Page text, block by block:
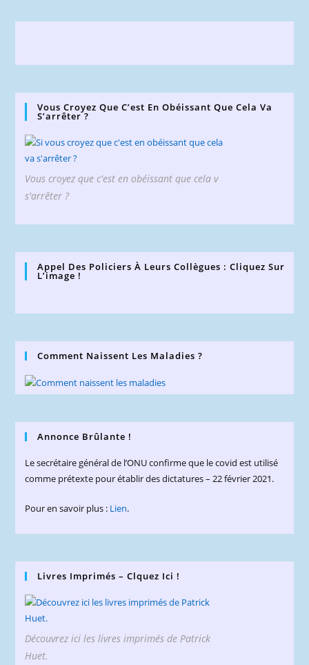
Vous Croyez Que C’est En Obéissant Que Cela Va
S’arrêter ?
Vous croyez que c'est en obéissant que cela v
s'arrêter ?
Appel Des Policiers À Leurs Collègues : Cliquez Sur
L’image !
Comment Naissent Les Maladies ?
Annonce Brûlante !
Le secrétaire général de l’ONU confirme que le covid est utilisé
comme prétexte pour établir des dictatures – 22 février 2021.
Pour en savoir plus : Lien.
Livres Imprimés – Clquez Ici !
Découvrez ici les livres imprimés de Patrick
Huet.